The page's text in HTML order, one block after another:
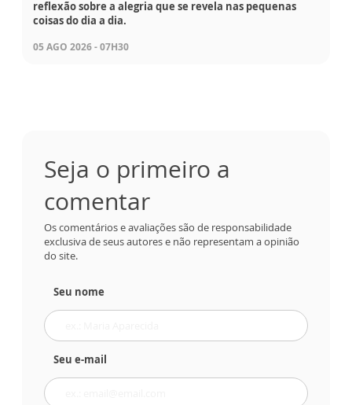
reflexão sobre a alegria que se revela nas pequenas
coisas do dia a dia.
05 AGO 2026 - 07H30
Seja o primeiro a
comentar
Os comentários e avaliações são de responsabilidade
exclusiva de seus autores e não representam a opinião
do site.
Seu nome
Seu e-mail